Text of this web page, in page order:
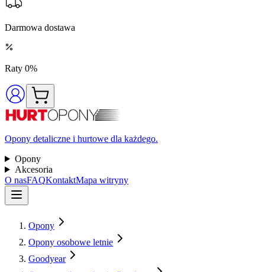
Darmowa dostawa
Raty 0%
Opony detaliczne i hurtowe dla każdego.
Opony
Akcesoria
O nasFAQKontaktMapa witryny
Opony
Opony osobowe letnie
Goodyear